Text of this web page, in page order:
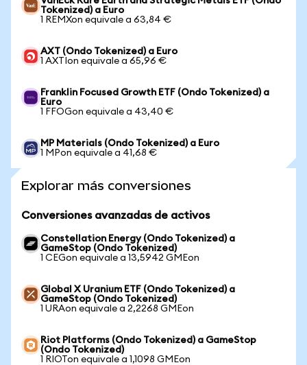
Tokenized) a Euro
1 REMXon equivale a 63,84 €
AXT (Ondo Tokenized) a Euro
1 AXTIon equivale a 65,96 €
Franklin Focused Growth ETF (Ondo Tokenized) a
Euro
1 FFOGon equivale a 43,40 €
MP Materials (Ondo Tokenized) a Euro
1 MPon equivale a 41,68 €
Explorar más conversiones
Conversiones avanzadas de activos
Constellation Energy (Ondo Tokenized) a
GameStop (Ondo Tokenized)
1 CEGon equivale a 13,5942 GMEon
Global X Uranium ETF (Ondo Tokenized) a
GameStop (Ondo Tokenized)
1 URAon equivale a 2,2268 GMEon
Riot Platforms (Ondo Tokenized) a GameStop
(Ondo Tokenized)
1 RIOTon equivale a 1,1098 GMEon